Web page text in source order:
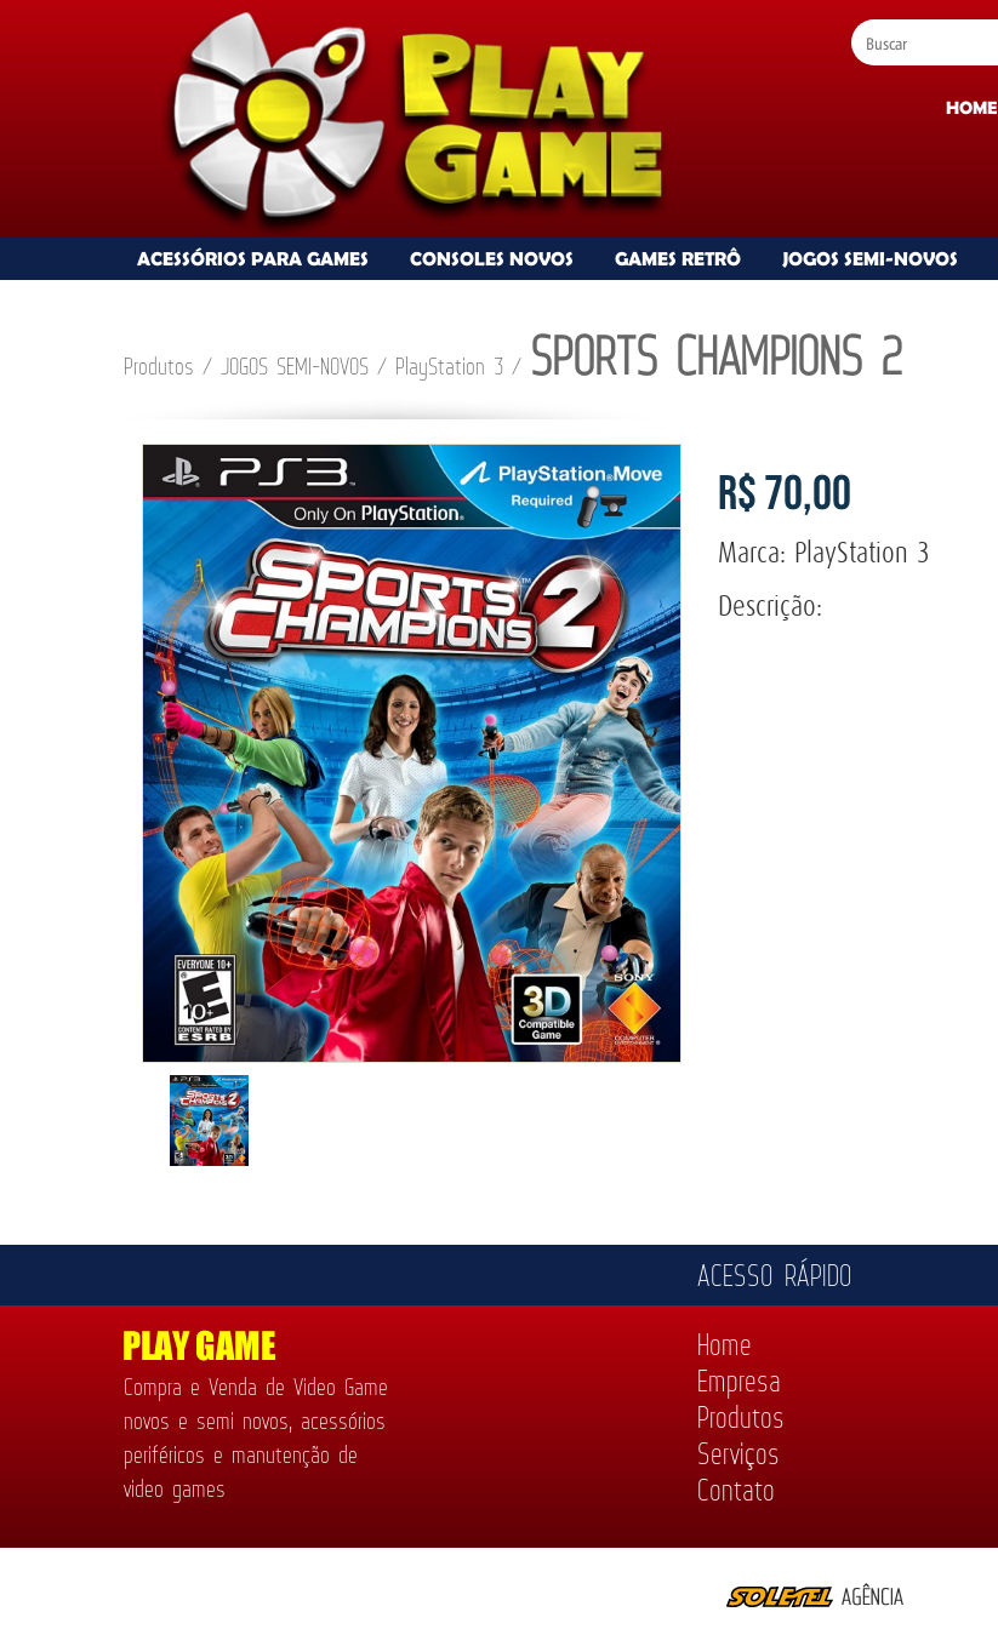
HOME
ACESSÓRIOS PARA GAMES CONSOLES NOVOS GAMES RETRÔ JOGOS SEMI-NOVOS
Produtos / JOGOS SEMI-NOVOS / PlayStation 3 / SPORTS CHAMPIONS 2
R$ 70,00
Marca: PlayStation 3
Descrição:
Compra e Venda de Video Game
novos e semi novos, acessórios
periféricos e manutenção de
video games
ACESSO RÁPIDO
Home
Empresa
Produtos
Serviços
Contato